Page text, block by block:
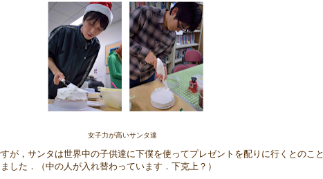
女子力が高いサンタ達
が，サンタは世界中の子供達に下僕を使ってプレゼントを配りに行くとのこと
した．（中の人が入れ替わっています．下克上？）